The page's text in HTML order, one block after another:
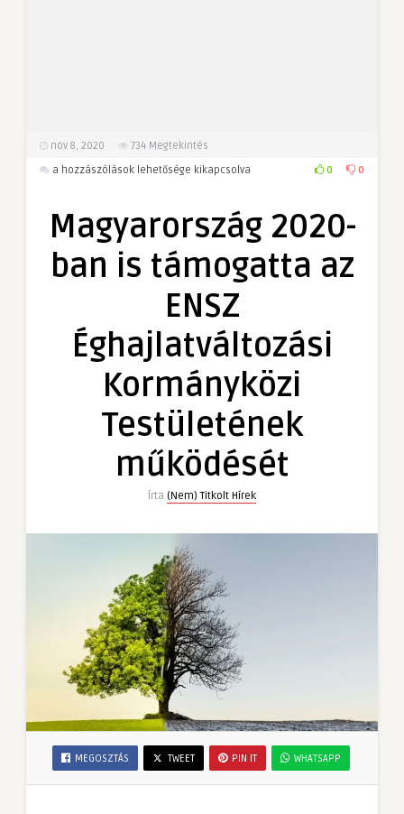
nov 8, 2020 734 Megtekintés
Magyarország
is
Kormányközi
Testületének
bejegyzéshez
a hozzászólások lehetősége kikapcsolva 0 0
Magyarország 2020-
ban is támogatta az
ENSZ
Éghajlatváltozási
Kormányközi
Testületének
működését
Írta (Nem) Titkolt Hírek
MEGOSZTÁS TWEET PIN IT WHATSAPP